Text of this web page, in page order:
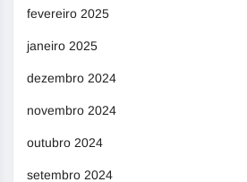
fevereiro 2025
janeiro 2025
dezembro 2024
novembro 2024
outubro 2024
setembro 2024